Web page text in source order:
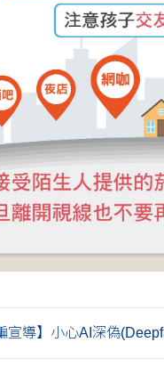
宣導】小心AI深偽